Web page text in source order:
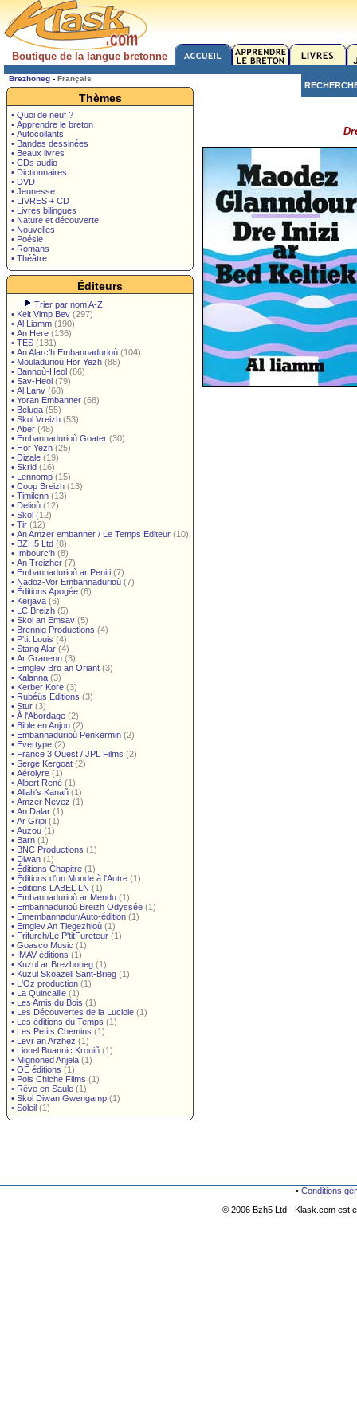
Boutique de la langue bretonne
Brezhoneg - Français
Thèmes
• Quoi de neuf ?
• Apprendre le breton
• Autocollants
• Bandes dessinées
• Beaux livres
• CDs audio
• Dictionnaires
• DVD
• Jeunesse
• LIVRES + CD
• Livres bilingues
• Nature et découverte
• Nouvelles
• Poésie
• Romans
• Théâtre
Éditeurs
Trier par nom A-Z
• Keit Vimp Bev (297)
• Al Liamm (190)
• An Here (136)
• TES (131)
• An Alarc'h Embannadurioù (104)
• Mouladurioù Hor Yezh (88)
• Bannoù-Heol (86)
• Sav-Heol (79)
• Al Lanv (68)
• Yoran Embanner (68)
• Beluga (55)
• Skol Vreizh (53)
• Aber (48)
• Embannadurioù Goater (30)
• Hor Yezh (25)
• Dizale (19)
• Skrid (16)
• Lennomp (15)
• Coop Breizh (13)
• Timilenn (13)
• Delioù (12)
• Skol (12)
• Tir (12)
• An Amzer embanner / Le Temps Editeur (10)
• BZH5 Ltd (8)
• Imbourc'h (8)
• An Treizher (7)
• Embannadurioù ar Peniti (7)
• Nadoz-Vor Embannadurioù (7)
• Éditions Apogée (6)
• Kerjava (6)
• LC Breizh (5)
• Skol an Emsav (5)
• Brennig Productions (4)
• P'tit Louis (4)
• Stang Alar (4)
• Ar Granenn (3)
• Emglev Bro an Oriant (3)
• Kalanna (3)
• Kerber Kore (3)
• Rubéüs Editions (3)
• Stur (3)
• À l'Abordage (2)
• Bible en Anjou (2)
• Embannadurioù Penkermin (2)
• Evertype (2)
• France 3 Ouest / JPL Films (2)
• Serge Kergoat (2)
• Aérolyre (1)
• Albert René (1)
• Allah's Kanañ (1)
• Amzer Nevez (1)
• An Dalar (1)
• Ar Gripi (1)
• Auzou (1)
• Barn (1)
• BNC Productions (1)
• Diwan (1)
• Éditions Chapitre (1)
• Éditions d'un Monde à l'Autre (1)
• Éditions LABEL LN (1)
• Embannadurioù ar Mendu (1)
• Embannadurioù Breizh Odyssée (1)
• Emembannadur/Auto-édition (1)
• Emglev An Tiegezhioù (1)
• Frifurch/Le P'titFureteur (1)
• Goasco Music (1)
• IMAV éditions (1)
• Kuzul ar Brezhoneg (1)
• Kuzul Skoazell Sant-Brieg (1)
• L'Oz production (1)
• La Quincaille (1)
• Les Amis du Bois (1)
• Les Découvertes de la Luciole (1)
• Les éditions du Temps (1)
• Les Petits Chemins (1)
• Levr an Arzhez (1)
• Lionel Buannic Krouiñ (1)
• Mignoned Anjela (1)
• OE éditions (1)
• Pois Chiche Films (1)
• Rêve en Saule (1)
• Skol Diwan Gwengamp (1)
• Soleil (1)
• Conditions
© 2006 Bzh5 Ltd - Klask.com est